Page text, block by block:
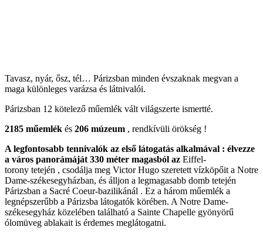
Tavasz, nyár, ősz, tél… Párizsban minden évszaknak megvan a
maga különleges varázsa és látnivalói.
Párizsban 12 kötelező műemlék vált világszerte ismertté.
2185 műemlék és 206 múzeum , rendkívüli örökség !
A legfontosabb tennivalók az első látogatás alkalmával : élvezze
a város panorámáját 330 méter magasból az Eiffel-
torony tetején , csodálja meg Victor Hugo szeretett vízköpőit a Notre
Dame-székesegyházban, és álljon a legmagasabb domb tetején
Párizsban a Sacré Coeur-bazilikánál . Ez a három műemlék a
legnépszerűbb a Párizsba látogatók körében. A Notre Dame-
székesegyház közelében található a Sainte Chapelle gyönyörű
ólomüveg ablakait is érdemes meglátogatni.